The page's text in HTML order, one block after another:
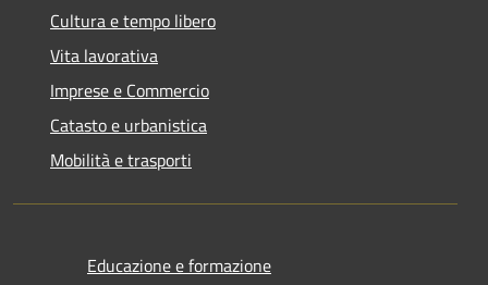
Cultura e tempo libero
Vita lavorativa
Imprese e Commercio
Catasto e urbanistica
Mobilità e trasporti
Educazione e formazione